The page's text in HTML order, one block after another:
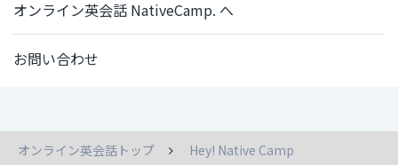
オンライン英会話 NativeCamp. へ
お問い合わせ
オンライン英会話トップ
Hey! Native Camp